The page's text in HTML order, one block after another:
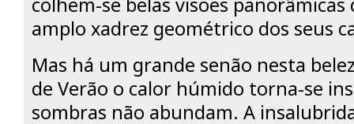
amplo xadrez geométrico dos seus
Mas há um grande senão nesta
de Verão o calor húmido torna-se
sombras não abundam. A